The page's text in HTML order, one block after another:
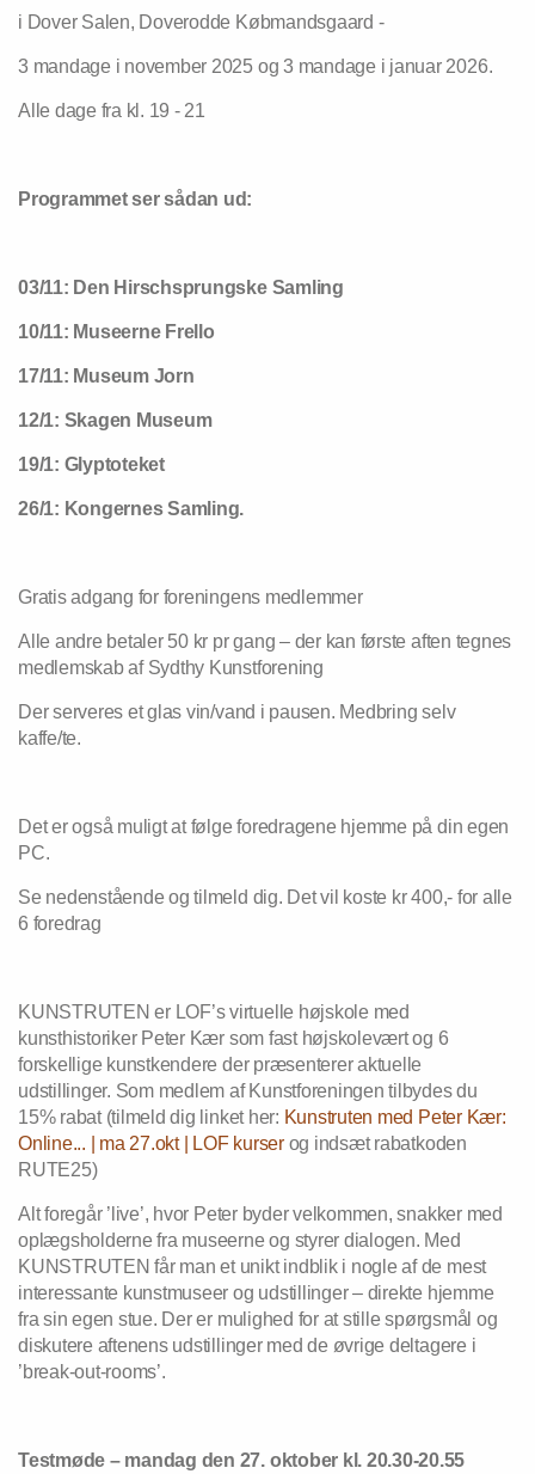
i Dover Salen, Doverodde Købmandsgaard -
3 mandage i november 2025 og 3 mandage i januar 2026.
Alle dage fra kl. 19 - 21
Programmet ser sådan ud:
03/11: Den Hirschsprungske Samling
10/11: Museerne Frello
17/11: Museum Jorn
12/1: Skagen Museum
19/1: Glyptoteket
26/1: Kongernes Samling.
Gratis adgang for foreningens medlemmer
Alle andre betaler 50 kr pr gang – der kan første aften tegnes
medlemskab af Sydthy Kunstforening
Der serveres et glas vin/vand i pausen. Medbring selv
kaffe/te.
Det er også muligt at følge foredragene hjemme på din egen
PC.
Se nedenstående og tilmeld dig. Det vil koste kr 400,- for alle
6 foredrag
KUNSTRUTEN er LOF’s virtuelle højskole med
kunsthistoriker Peter Kær som fast højskolevært og 6
forskellige kunstkendere der præsenterer aktuelle
udstillinger. Som medlem af Kunstforeningen tilbydes du
15% rabat (tilmeld dig linket her: Kunstruten med Peter Kær:
Online... | ma 27.okt | LOF kurserog indsæt rabatkoden
RUTE25)
Alt foregår ’live’, hvor Peter byder velkommen, snakker med
oplægsholderne fra museerne og styrer dialogen. Med
KUNSTRUTEN får man et unikt indblik i nogle af de mest
interessante kunstmuseer og udstillinger – direkte hjemme
fra sin egen stue. Der er mulighed for at stille spørgsmål og
diskutere aftenens udstillinger med de øvrige deltagere i
’break-out-rooms’.
Testmøde – mandag den 27. oktober kl. 20.30-20.55